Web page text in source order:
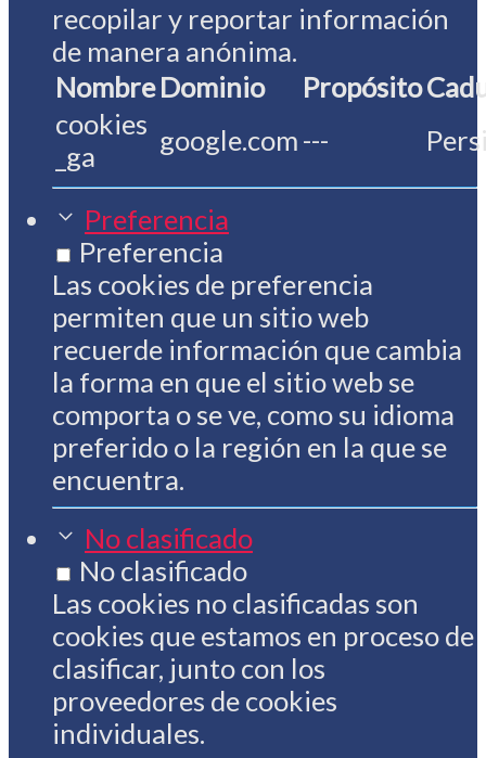
recopilar y reportar información
de manera anónima.
Nombre Dominio Propósito
cookies
_ga
google.com ---
Preferencia
Preferencia
Las cookies de preferencia
permiten que un sitio web
recuerde información que cambia
la forma en que el sitio web se
comporta o se ve, como su idioma
preferido o la región en la que se
encuentra.
No clasificado
No clasificado
Las cookies no clasificadas son
cookies que estamos en proceso de
clasificar, junto con los
proveedores de cookies
individuales.